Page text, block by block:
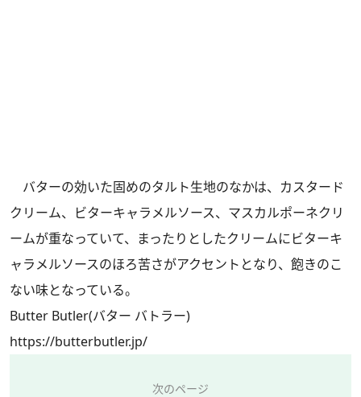
バターの効いた固めのタルト生地のなかは、カスタード
クリーム、ビターキャラメルソース、マスカルポーネクリ
ームが重なっていて、まったりとしたクリームにビターキ
ャラメルソースのほろ苦さがアクセントとなり、飽きのこ
ない味となっている。
Butter Butler(バター バトラー)
https://butterbutler.jp/
次のページ